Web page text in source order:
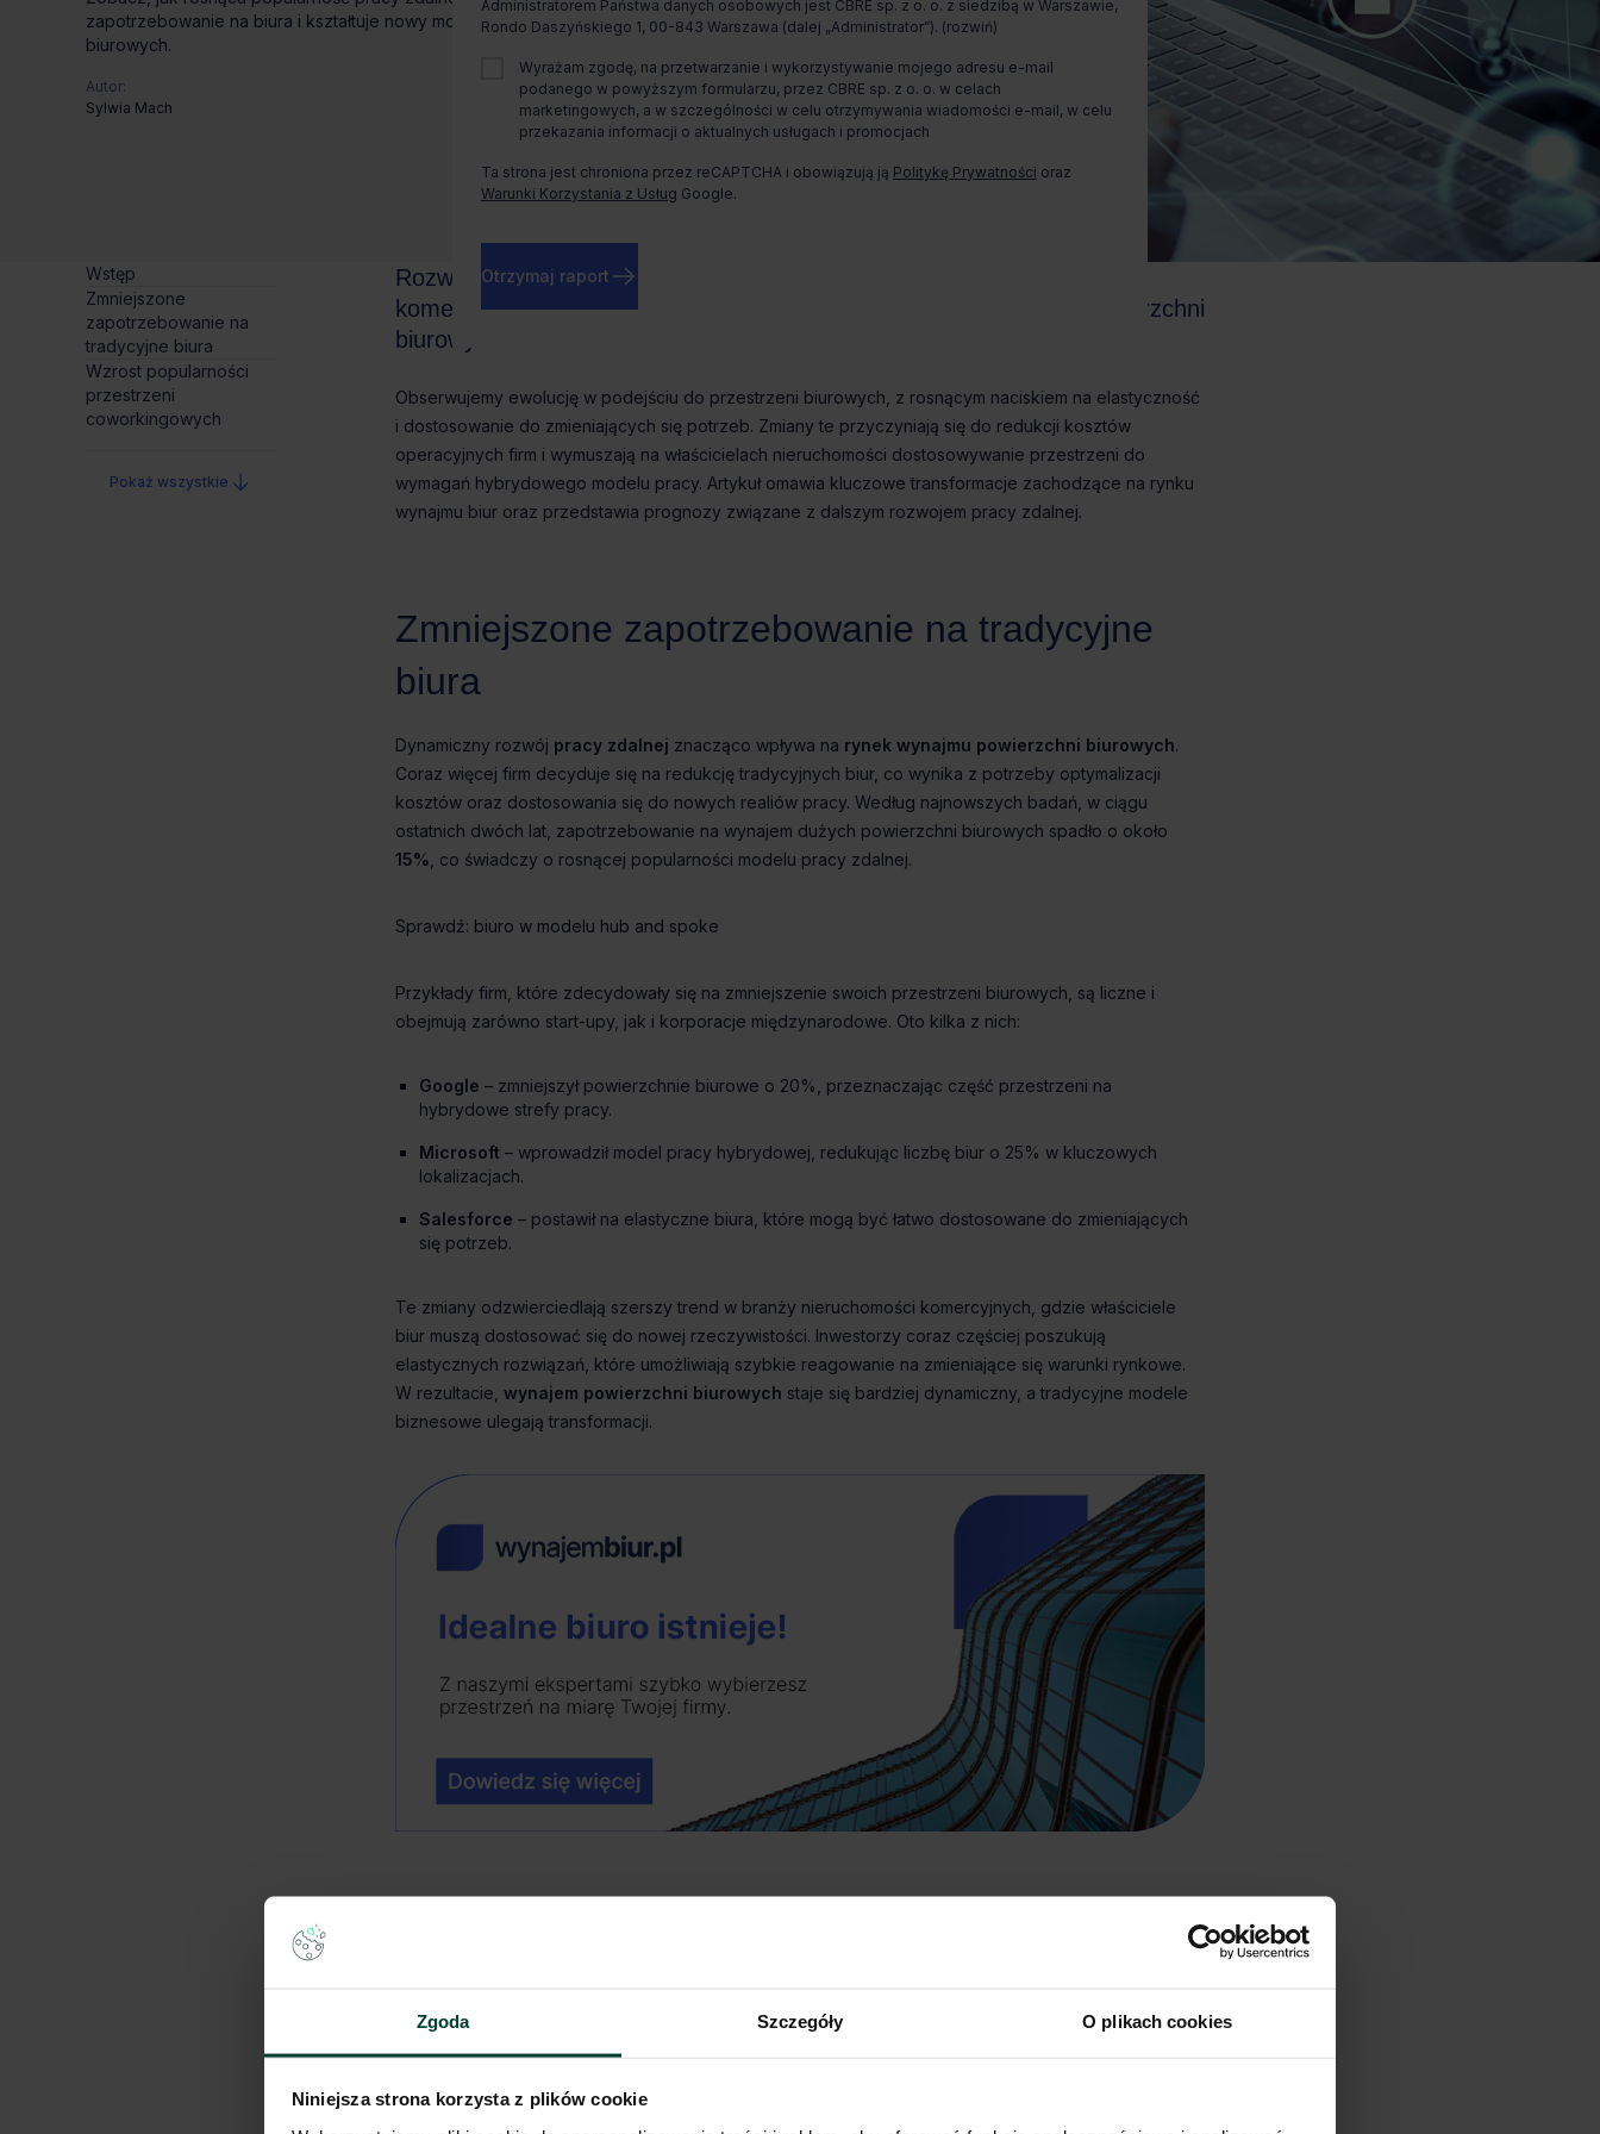
Zgoda Szczegóły O plikach cookies
Niniejsza strona korzysta z plików cookie
zapotrzebowanie na biura i kształtuje nowy model wynajmu powierzchni
biurowych.
Autor:
Sylwia Mach
Wstęp
Zmniejszone
zapotrzebowanie na
tradycyjne biura
Wzrost popularności
przestrzeni
coworkingowych
Pokaż wszystkie
pracy zdalnej rynek wynajmu powierzchni biurowych
15%
biuro w modelu hub and spoke
Google – zmniejszył powierzchnie biurowe o 20%, przeznaczając część przestrzeni na
hybrydowe strefy pracy.
Microsoft – wprowadził model pracy hybrydowej, redukując liczbę biur o 25% w kluczowych
lokalizacjach.
Salesforce – postawił na elastyczne biura, które mogą być łatwo dostosowane do zmieniających
się potrzeb.
wynajem powierzchni biurowych
pracy zdalnej
Spotkanie i wizja lokalna
Zaprosimy Cię na spotkanie, omówimy szczegóły i
pokażemy inwestycje.
Administratorem Państwa danych osobowych jest CBRE sp. z o. o. z siedzibą w Warszawie,
Rondo Daszyńskiego 1, 00-843 Warszawa (dalej „Administrator”).
Wyrażam zgodę, na przetwarzanie i wykorzystywanie mojego adresu e-mail
podanego w powyższym formularzu, przez CBRE sp. z o. o. w celach
marketingowych, a w szczególności w celu otrzymywania wiadomości e-mail, w celu
przekazania informacji o aktualnych usługach i promocjach
Ta strona jest chroniona przez reCAPTCHA i obowiązują ją Politykę Prywatności oraz
Warunki Korzystania z Usług Google.
Otrzymaj raport